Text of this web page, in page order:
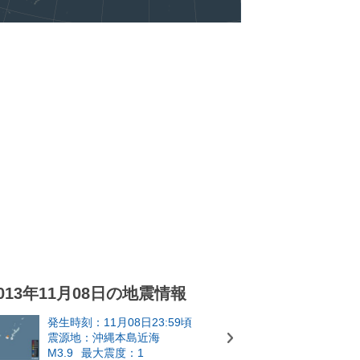
年11月08日の地震情報
発生時刻：11月08日23:59頃
震源地：沖縄本島近海
M3.9
最大震度：1